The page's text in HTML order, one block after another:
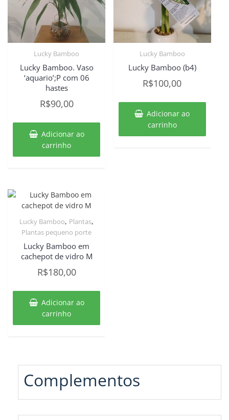
Lucky Bamboo
Lucky Bamboo. Vaso
‘aquario’;P com 06
hastes
R$90,00
Adicionar ao
carrinho
Lucky Bamboo
Lucky Bamboo (b4)
R$100,00
Adicionar ao
carrinho
Lucky Bamboo, Plantas,
Plantas pequeno porte
Lucky Bamboo em
cachepot de vidro M
R$180,00
Adicionar ao
carrinho
Complementos